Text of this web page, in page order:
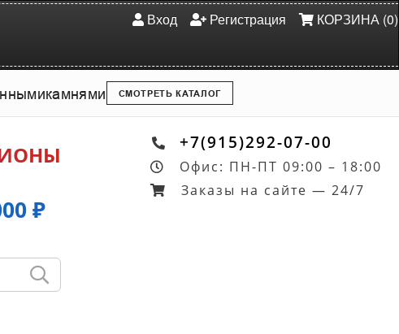
Вход Регистрация КОРЗИНА (0)
камнями СМОТРЕТЬ КАТАЛОГ
₽
+7(915)292-07-00
Офис: ПН-ПТ 09:00 – 18:00
Заказы на сайте — 24/7